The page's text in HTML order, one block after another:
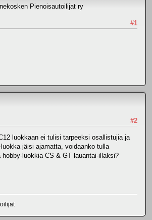
Pienoisautoilijat ry
#1
#2
luokkaan ei tulisi tarpeeksi osallistujia ja
jäisi ajamatta, voidaanko tulla
hobby-luokkia CS & GT lauantai-illaksi?